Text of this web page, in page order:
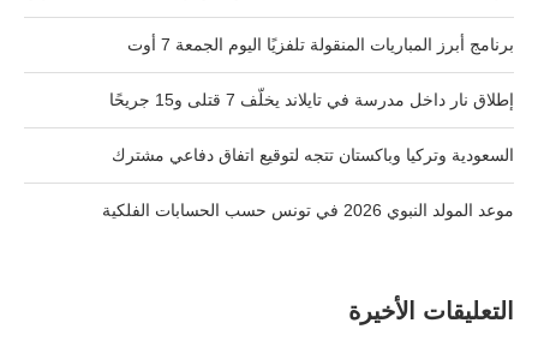
برنامج أبرز المباريات المنقولة تلفزيًا اليوم الجمعة 7 أوت
إطلاق نار داخل مدرسة في تايلاند يخلّف 7 قتلى و15 جريحًا
السعودية وتركيا وباكستان تتجه لتوقيع اتفاق دفاعي مشترك
موعد المولد النبوي 2026 في تونس حسب الحسابات الفلكية
التعليقات الأخيرة